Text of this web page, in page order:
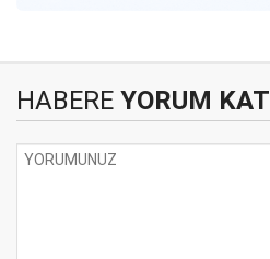
HABERE YORUM KAT